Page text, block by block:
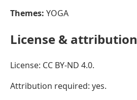
Themes: YOGA
License & attribution
License: CC BY-ND 4.0.
Attribution required: yes.